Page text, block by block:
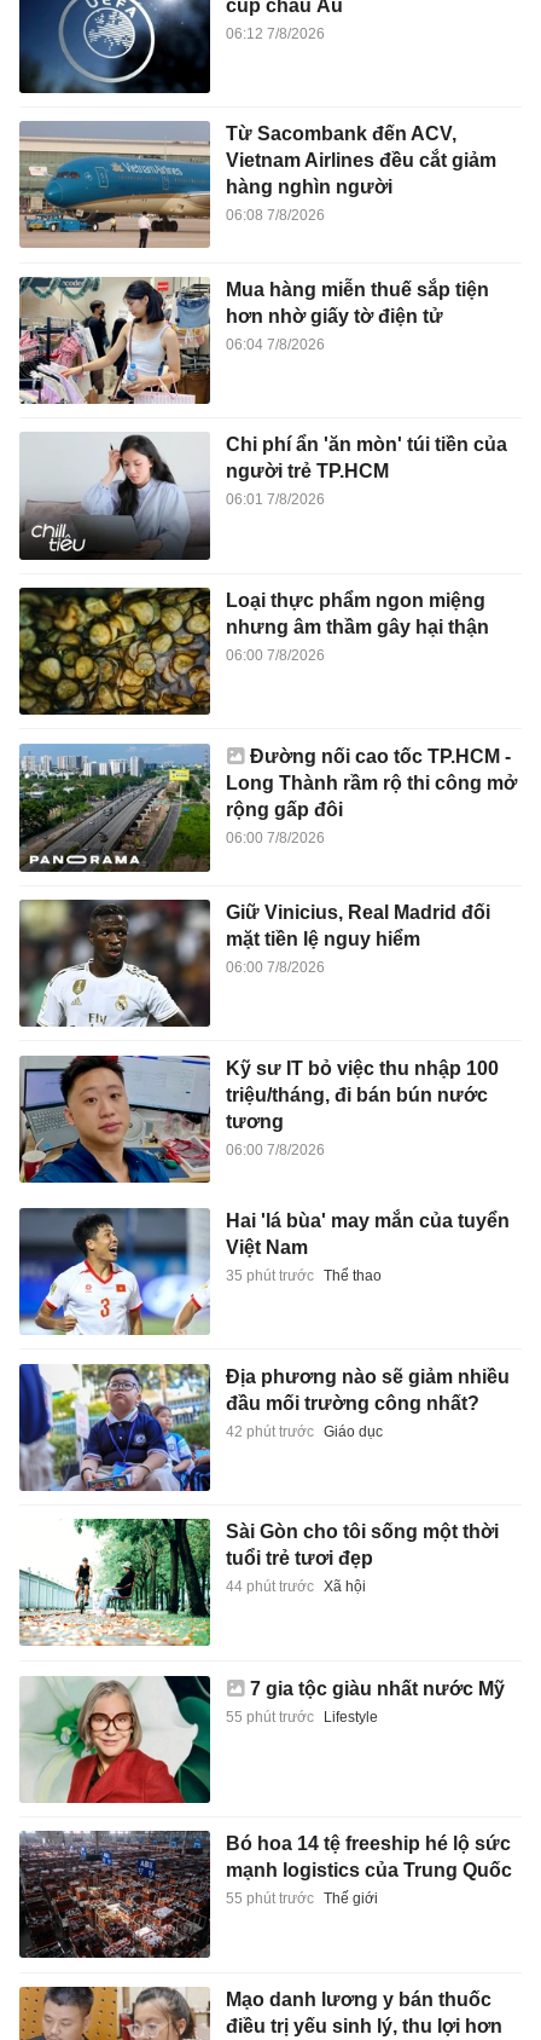
cúp châu Âu
06:12 7/8/2026
Từ Sacombank đến ACV,
Vietnam Airlines đều cắt giảm
hàng nghìn người
06:08 7/8/2026
Mua hàng miễn thuế sắp tiện
hơn nhờ giấy tờ điện tử
06:04 7/8/2026
Chi phí ẩn 'ăn mòn' túi tiền của
người trẻ TP.HCM
06:01 7/8/2026
Loại thực phẩm ngon miệng
nhưng âm thầm gây hại thận
06:00 7/8/2026
Đường nối cao tốc TP.HCM -
Long Thành rầm rộ thi công mở
rộng gấp đôi
06:00 7/8/2026
Giữ Vinicius, Real Madrid đối
mặt tiền lệ nguy hiểm
06:00 7/8/2026
Kỹ sư IT bỏ việc thu nhập 100
triệu/tháng, đi bán bún nước
tương
06:00 7/8/2026
Hai 'lá bùa' may mắn của tuyển
Việt Nam
35 phút trước Thể thao
Địa phương nào sẽ giảm nhiều
đầu mối trường công nhất?
42 phút trước Giáo dục
Sài Gòn cho tôi sống một thời
tuổi trẻ tươi đẹp
44 phút trước Xã hội
7 gia tộc giàu nhất nước Mỹ
55 phút trước Lifestyle
Bó hoa 14 tệ freeship hé lộ sức
mạnh logistics của Trung Quốc
55 phút trước Thế giới
Mạo danh lương y bán thuốc
điều trị yếu sinh lý, thu lợi hơn